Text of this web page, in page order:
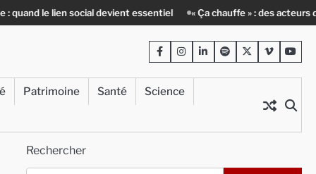
« Ça chauffe » : des acteurs du batiment face au défi
Facebook
Instagram
LinkedInSpotifyTwitterViméo
Patrimoine Santé Science
Rechercher